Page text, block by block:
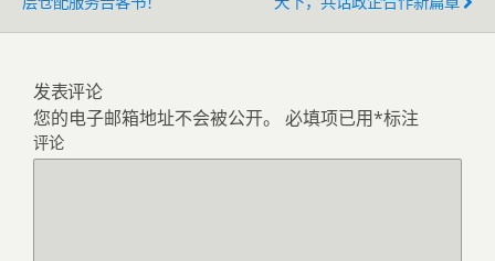
发表评论
您的电子邮箱地址不会被公开。 必填项已用*标注
评论